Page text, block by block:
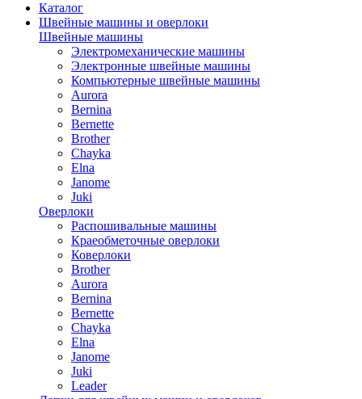
Каталог
Швейные машины и оверлоки
Швейные машины
Электромеханические машины
Электронные швейные машины
Компьютерные швейные машины
Aurora
Bernina
Bernette
Brother
Chayka
Elna
Janome
Juki
Оверлоки
Распошивальные машины
Краеобметочные оверлоки
Коверлоки
Brother
Aurora
Bernina
Bernette
Chayka
Elna
Janome
Juki
Leader